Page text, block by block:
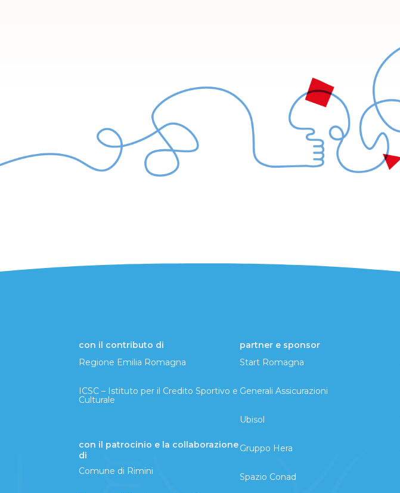
con il contributo di
Regione Emilia Romagna
ICSC – Istituto per il Credito Sportivo e
Culturale
con il patrocinio e la collaborazione
di
Comune di Rimini
partner e sponsor
Start Romagna
Generali Assicurazioni
Ubisol
Gruppo Hera
Spazio Conad